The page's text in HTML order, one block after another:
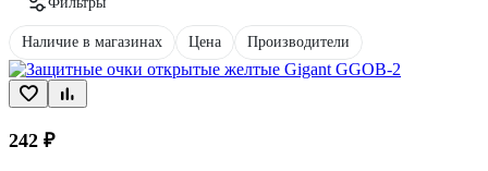
Наличие в магазинах Цена Производители
242 ₽